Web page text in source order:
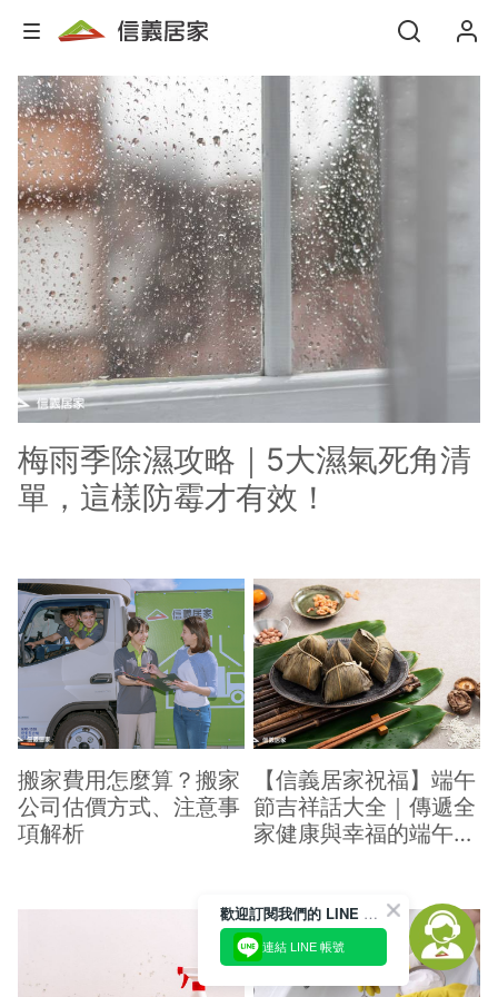
梅雨季除濕攻略｜5大濕氣死角清
單，這樣防霉才有效！
搬家費用怎麼算？搬家
公司估價方式、注意事
項解析
【信義居家祝福】端午
節吉祥話大全｜傳遞全
家健康與幸福的端午祝
歡迎訂閱我們的 LINE 官方帳號
連結 LINE 帳號